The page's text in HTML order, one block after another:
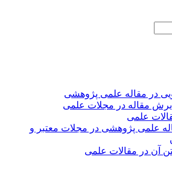
در مقاله علمی پژوهشی
مقاله در مجلات علمی
علمی
علمی پژوهشی در مجلات معتبر و
آن در مقالات علمی